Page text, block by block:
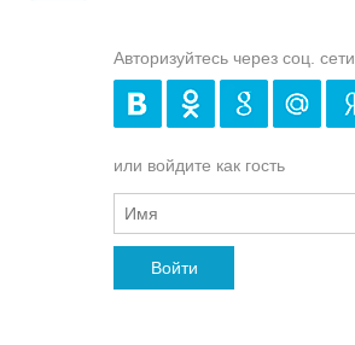
Авторизуйтесь через соц. сети
или войдите как гость
Войти